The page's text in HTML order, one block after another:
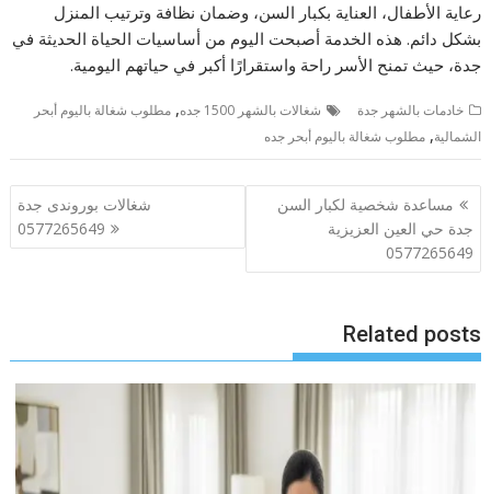
رعاية الأطفال، العناية بكبار السن، وضمان نظافة وترتيب المنزل
بشكل دائم. هذه الخدمة أصبحت اليوم من أساسيات الحياة الحديثة في
جدة، حيث تمنح الأسر راحة واستقرارًا أكبر في حياتهم اليومية.
خادمات بالشهر جدة شغالات بالشهر 1500 جده ,مطلوب شغالة باليوم أبحر
الشمالية,مطلوب شغالة باليوم أبحر جده
تصفّح
المقالات
مساعدة شخصية لكبار السن
جدة حي العين العزيزية
0577265649
شغالات بوروندى جدة
0577265649
Related posts